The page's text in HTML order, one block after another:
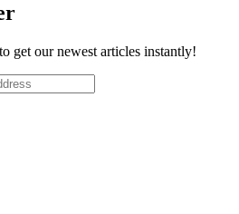
get our newest articles instantly!